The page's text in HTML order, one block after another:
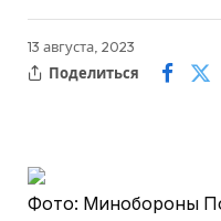
13 августа, 2023
Поделиться
Фото: Минобороны